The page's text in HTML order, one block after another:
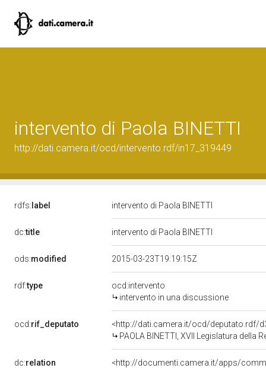
intervento di Paola BINETTI
http://dati.camera.it/ocd/intervento.rdf/in17_319449
rdfs: label intervento di Paola BINETTI
dc:title intervento di Paola BINETTI
ods:modified 2015-03-23T19:19:15Z
rdf:type
ocd:intervento
intervento in una discussione
ocd:rif_deputato
<http://dati.camera.it/ocd/deputato.rdf/
PAOLA BINETTI, XVII Legislatura della
dc:relation